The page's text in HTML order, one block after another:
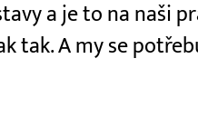
a je to na naši
tak. A my se